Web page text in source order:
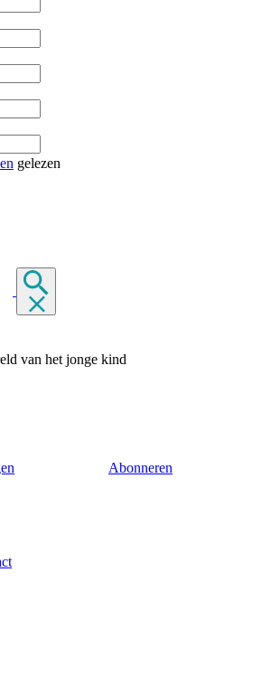
gelezen
van het jonge kind
Abonneren